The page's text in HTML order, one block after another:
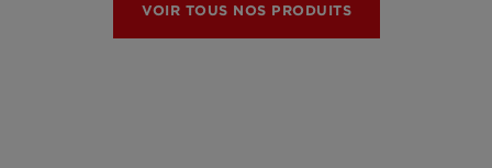
VOIR TOUS NOS PRODUITS